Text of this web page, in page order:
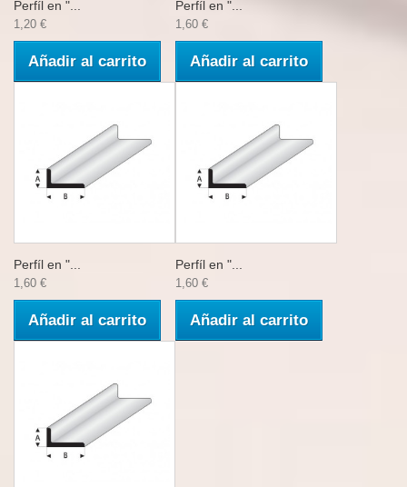
Perfíl en "...
1,20 €
Añadir al carrito
Perfíl en "...
1,60 €
Añadir al carrito
Perfíl en "...
1,60 €
Añadir al carrito
Perfíl en "...
1,60 €
Añadir al carrito